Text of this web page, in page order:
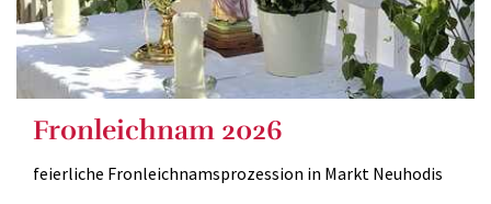
Fronleichnam 2026
feierliche Fronleichnamsprozession in Markt Neuhodis